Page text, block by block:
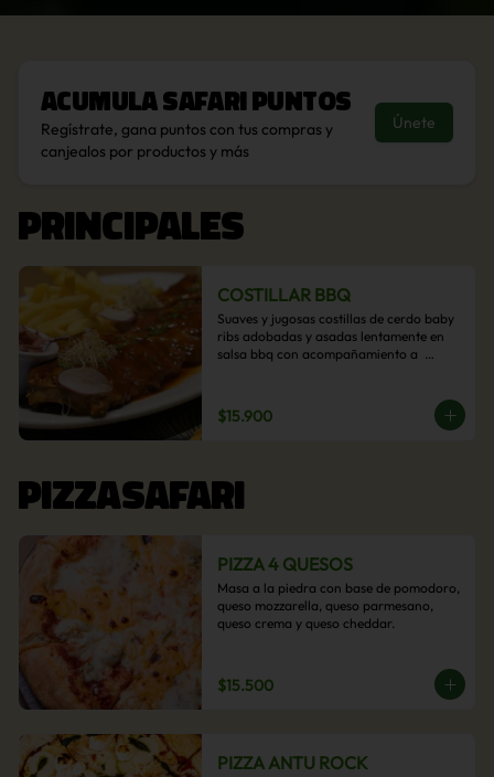
AcumulaSafari Puntos
Regístrate, gana puntos con tus compras y
canjealos por productos y más
Únete
PRINCIPALES
COSTILLAR BBQ
Suaves y jugosas costillas de cerdo baby
ribs adobadas y asadas lentamente en
salsa bbq con acompañamiento a
salteadas, Papas parmentier, Papas
fritas, Arroz blanco.
$15.900
PIZZASAFARI
PIZZA 4 QUESOS
Masa a la piedra con base de pomodoro,
queso mozzarella, queso parmesano,
queso crema y queso cheddar.
$15.500
PIZZA ANTU ROCK